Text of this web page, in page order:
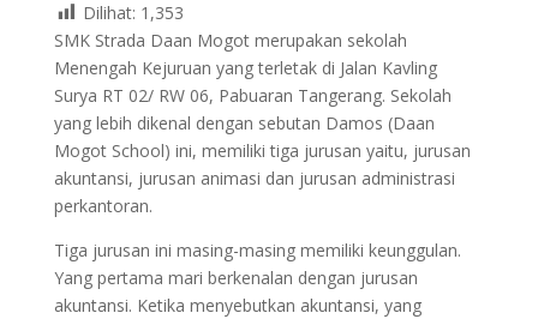
Dilihat: 1,353
SMK Strada Daan Mogot merupakan sekolah
Menengah Kejuruan yang terletak di Jalan Kavling
Surya RT 02/ RW 06, Pabuaran Tangerang. Sekolah
yang lebih dikenal dengan sebutan Damos (Daan
Mogot School) ini, memiliki tiga jurusan yaitu, jurusan
akuntansi, jurusan animasi dan jurusan administrasi
perkantoran.
Tiga jurusan ini masing-masing memiliki keunggulan.
Yang pertama mari berkenalan dengan jurusan
akuntansi. Ketika menyebutkan akuntansi, yang